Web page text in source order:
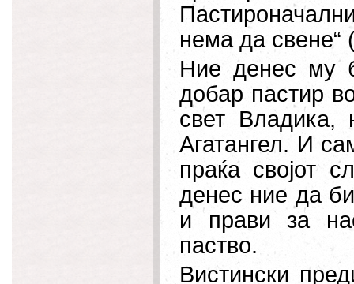
нема да свене“
Ние денес му
добар пастир
свет Владика,
Агатангел. И
праќа својот
денес ние да
и прави за
паство.
Вистински